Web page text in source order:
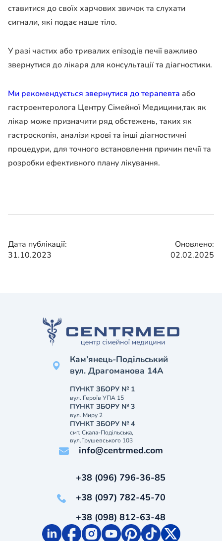
ставитися до своїх харчових звичок та слухати
сигнали, які подає наше тіло.
У разі частих або тривалих епізодів печії важливо
звернутися до лікаря для консультації та діагностики.
Ми рекомендується звернутися до терапевта або
гастроентеролога Центру Сімейної Медицини,так як
лікар може призначити ряд обстежень, таких як
гастроскопія, аналізи крові та інші діагностичні
процедури, для точного встановлення причин печії та
розробки ефективного плану лікування.
Дата публікації:
31.10.2023
Оновлено:
02.02.2025
Кам’янець-Подільський
вул. Драгоманова 14А
ПУНКТ ЗБОРУ № 1
вул. Героїв УПА 15
ПУНКТ ЗБОРУ № 3
вул. Миру 2
ПУНКТ ЗБОРУ № 4
смт. Скала-Подільська,
вул.Грушевського 103
info@centrmed.com
+38 (096) 796-36-85
+38 (097) 782-45-70
+38 (098) 812-63-48